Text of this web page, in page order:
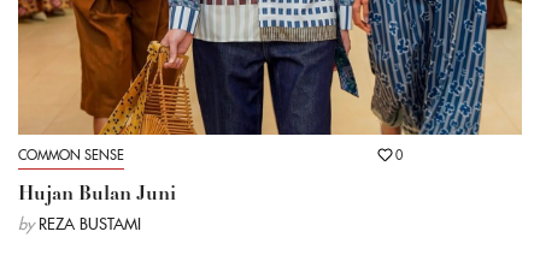
COMMON SENSE 0
Hujan Bulan Juni
by REZA BUSTAMI